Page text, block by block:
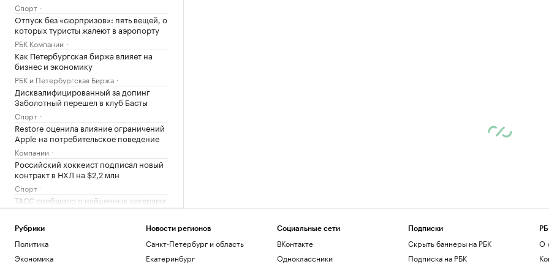
Спорт
Отпуск без «сюрпризов»: пять вещей, о
которых туристы жалеют в аэропорту
РБК Компании
Как Петербургская биржа влияет на
бизнес и экономику
РБК и Петербургская Биржа
Дисквалифицированный за допинг
Заболотный перешел в клуб Басты
Спорт
Restore оценила влияние ограничений
Apple на потребительское поведение
Компании
Российский хоккеист подписал новый
контракт в НХЛ на $2,2 млн
Спорт
ТАСС сообщило о найденных хакерами
документах об ударах ВСУ по
Политика
Атаки и эвакуации на объектах
Wildberries. Главное на 7 августа
Рубрики
Политика
Экономика
Новости регионов
Санкт-Петербург и область
Екатеринбург
Социальные сети
ВКонтакте
Одноклассники
Подписки
Скрыть баннеры на РБК
Подписка на РБК
О